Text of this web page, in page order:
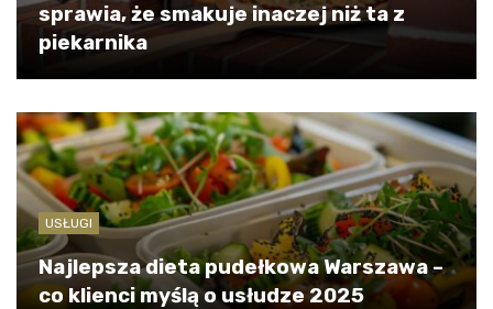
sprawia, że smakuje inaczej niż ta z
piekarnika
USŁUGI
Najlepsza dieta pudełkowa Warszawa –
co klienci myślą o usłudze 2025